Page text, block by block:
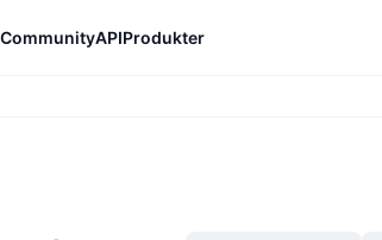
CommunityAPIProdukter